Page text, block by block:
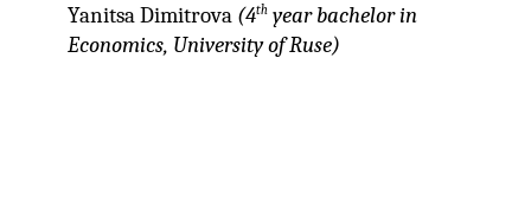
Yanitsa Dimitrova (4th year bachelor in
Economics, University of Ruse)